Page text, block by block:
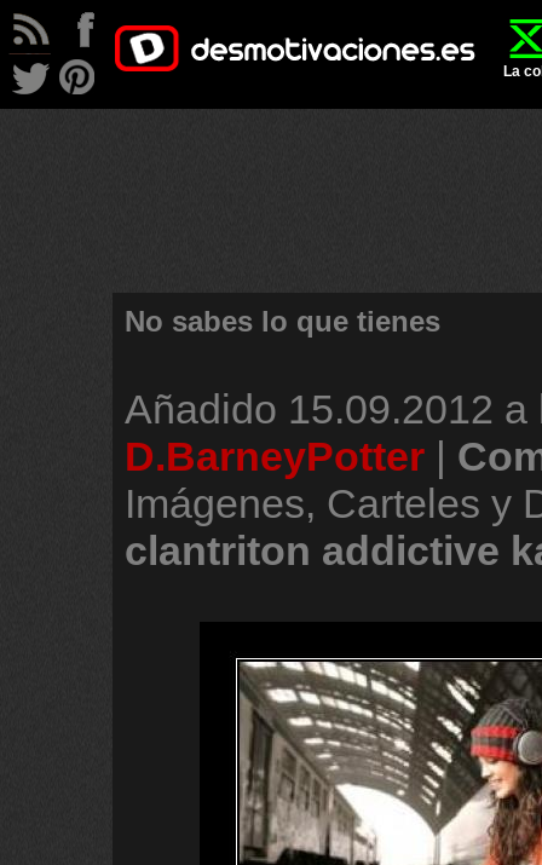
La
No sabes lo que tienes
Añadido 15.09.2012 a
D.BarneyPotter |
Imágenes, Carteles y
clantriton addictive